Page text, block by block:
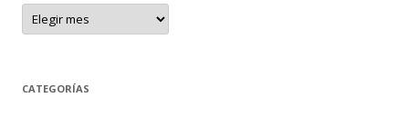
A
c
o
CATEGORÍAS